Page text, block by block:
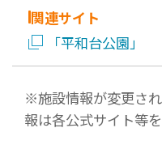
関連サイト
「平和台公園」
※施設情報が変更さ
報は各公式サイト等